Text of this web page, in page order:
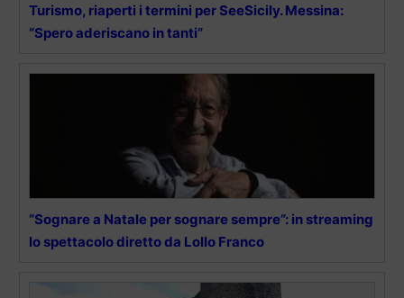
Turismo, riaperti i termini per SeeSicily. Messina:
“Spero aderiscano in tanti”
“Sognare a Natale per sognare sempre”: in streaming
lo spettacolo diretto da Lollo Franco